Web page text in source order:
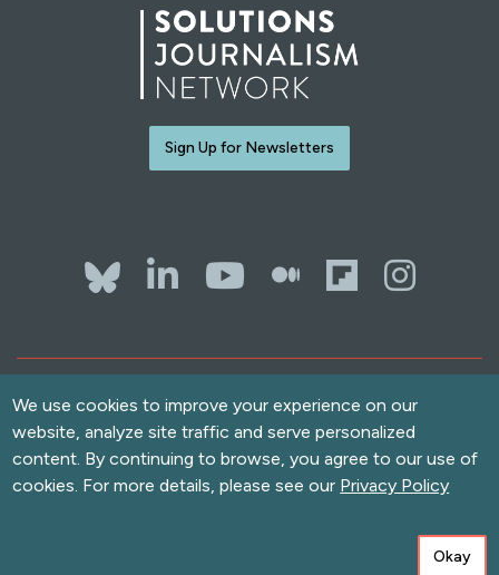
Sign Up for Newsletters
Bluesky
LinkedIn
YouTube
The
Accessibility
Copyright
Terms of Use
Privacy Policy
© 2026 Solutions Journalism Network. All rights reserved.
We use cookies to improve your experience on our
website, analyze site traffic and serve personalized
content. By continuing to browse, you agree to our use of
cookies. For more details, please see our Privacy Policy
Okay